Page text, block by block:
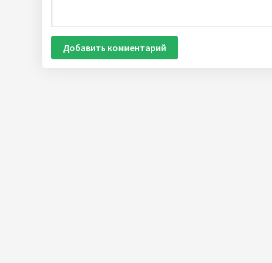
Добавить комментарий